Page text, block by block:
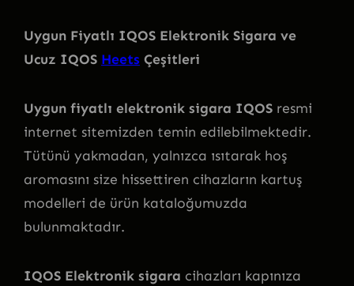
Uygun Fiyatlı IQOS Elektronik Sigara ve
Ucuz IQOS Heets Çeşitleri
Uygun fiyatlı elektronik sigara IQOS resmi
internet sitemizden temin edilebilmektedir.
Tütünü yakmadan, yalnızca ısıtarak hoş
aromasını size hissettiren cihazların kartuş
modelleri de ürün kataloğumuzda
bulunmaktadır.
IQOS Elektronik sigara cihazları kapınıza